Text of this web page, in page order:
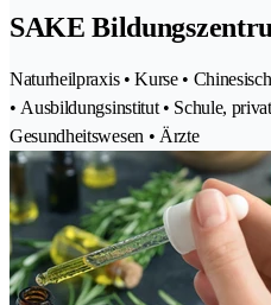
SAKE
Naturheilpraxis • Kurse •
• Ausbildungsinstitut • Schule,
Gesundheitswesen • Ärzte